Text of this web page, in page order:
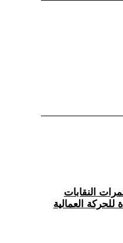
النقابات
للحركة العمالية